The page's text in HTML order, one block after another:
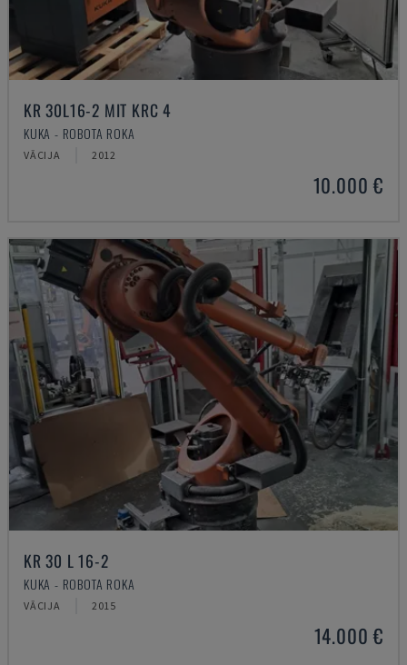
KR 30L16-2 MIT KRC 4
KUKA - ROBOTA ROKA
VĀCIJA 2012
10.000 €
KR 30 L 16-2
KUKA - ROBOTA ROKA
VĀCIJA 2015
14.000 €